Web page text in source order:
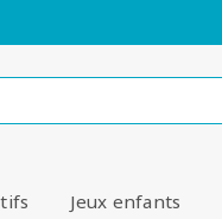
Jeux enfants